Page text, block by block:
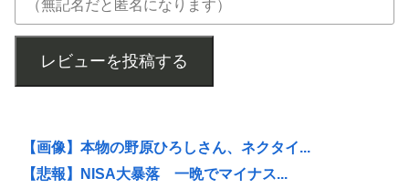
レビューを投稿する
【画像】本物の野原ひろしさん、ネクタイ...
【悲報】NISA大暴落 一晩でマイナス...